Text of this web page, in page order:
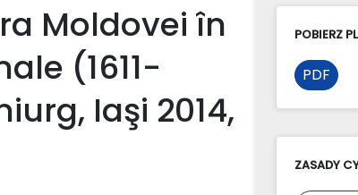
Moldovei în
(1611-
Iaşi 2014,
POBIERZ
PDF
ZASADY